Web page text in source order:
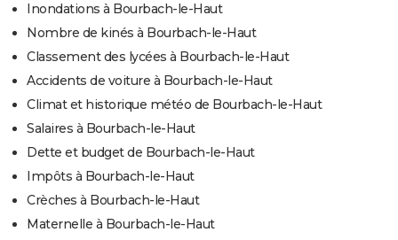
Inondations à Bourbach-le-Haut
Nombre de kinés à Bourbach-le-Haut
Classement des lycées à Bourbach-le-Haut
Accidents de voiture à Bourbach-le-Haut
Climat et historique météo de Bourbach-le-Haut
Salaires à Bourbach-le-Haut
Dette et budget de Bourbach-le-Haut
Impôts à Bourbach-le-Haut
Crèches à Bourbach-le-Haut
Maternelle à Bourbach-le-Haut